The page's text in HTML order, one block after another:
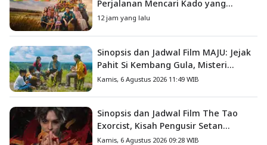
Perjalanan Mencari Kado yang
Mengajarkan Arti Keluarga
12 jam yang lalu
Sinopsis dan Jadwal Film MAJU: Jejak
Pahit Si Kembang Gula, Misteri
Hilangnya Bagas di Lokasi Jambore
Kamis, 6 Agustus 2026 11:49 WIB
Sinopsis dan Jadwal Film The Tao
Exorcist, Kisah Pengusir Setan
Melawan Kutukan Mematikan
Kamis, 6 Agustus 2026 09:28 WIB